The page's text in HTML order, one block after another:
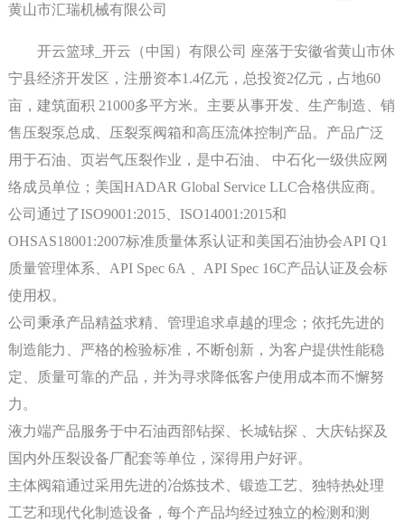
黄山市汇瑞机械有限公司
开云篮球_开云（中国）有限公司 座落于安徽省黄山市休
宁县经济开发区，注册资本1.4亿元，总投资2亿元，占地60
亩，建筑面积 21000多平方米。主要从事开发、生产制造、销
售压裂泵总成、压裂泵阀箱和高压流体控制产品。产品广泛
用于石油、页岩气压裂作业，是中石油、 中石化一级供应网
络成员单位；美国HADAR Global Service LLC合格供应商。
公司通过了ISO9001:2015、ISO14001:2015和
OHSAS18001:2007标准质量体系认证和美国石油协会API Q1
质量管理体系、API Spec 6A﹑ API Spec 16C产品认证及会标
使用权。
公司秉承产品精益求精、管理追求卓越的理念；依托先进的
制造能力、严格的检验标准，不断创新，为客户提供性能稳
定、质量可靠的产品，并为寻求降低客户使用成本而不懈努
力。
液力端产品服务于中石油西部钻探、长城钻探 、大庆钻探及
国内外压裂设备厂配套等单位，深得用户好评。
主体阀箱通过采用先进的冶炼技术、锻造工艺、独特热处理
工艺和现代化制造设备，每个产品均经过独立的检测和测